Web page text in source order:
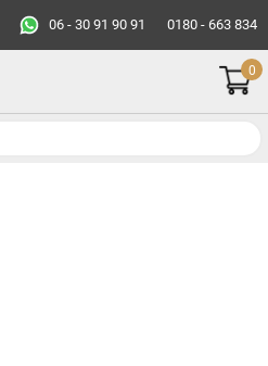
06 - 30 91 90 91 0180 - 663 834
0